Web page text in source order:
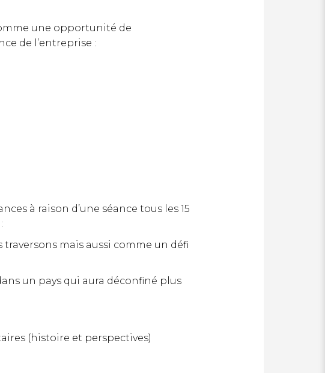
une opportunité de
de l’entreprise :
à raison d’une séance tous les 15
mais aussi comme un défi
un pays qui aura déconfiné plus
(histoire et perspectives)